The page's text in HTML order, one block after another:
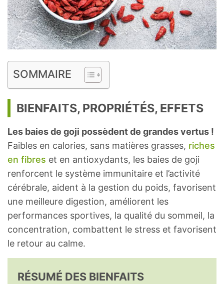
SOMMAIRE
BIENFAITS, PROPRIÉTÉS, EFFETS
Les baies de goji possèdent de grandes vertus !
Faibles en calories, sans matières grasses, riches
en fibres et en antioxydants, les baies de goji
renforcent le système immunitaire et l’activité
cérébrale, aident à la gestion du poids, favorisent
une meilleure digestion, améliorent les
performances sportives, la qualité du sommeil, la
concentration, combattent le stress et favorisent
le retour au calme.
RÉSUMÉ DES BIENFAITS